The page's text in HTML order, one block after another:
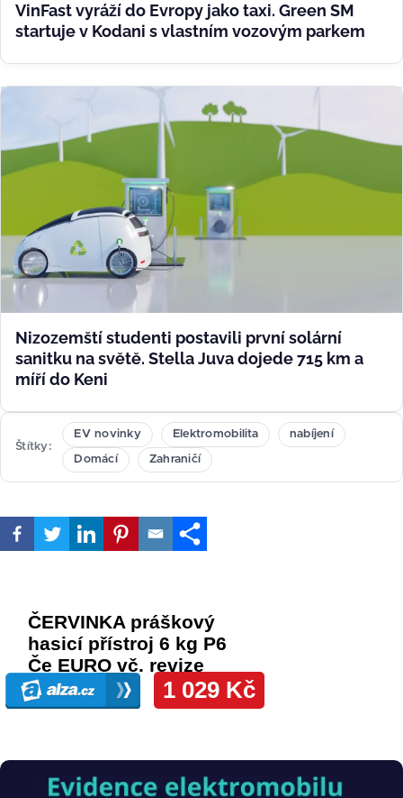
VinFast vyráží do Evropy jako taxi. Green SM
startuje v Kodani s vlastním vozovým parkem
Nizozemští studenti postavili první solární
sanitku na světě. Stella Juva dojede 715 km a
míří do Keni
Štítky
EV novinky Elektromobilita nabíjení
Domácí Zahraničí
Obrázek